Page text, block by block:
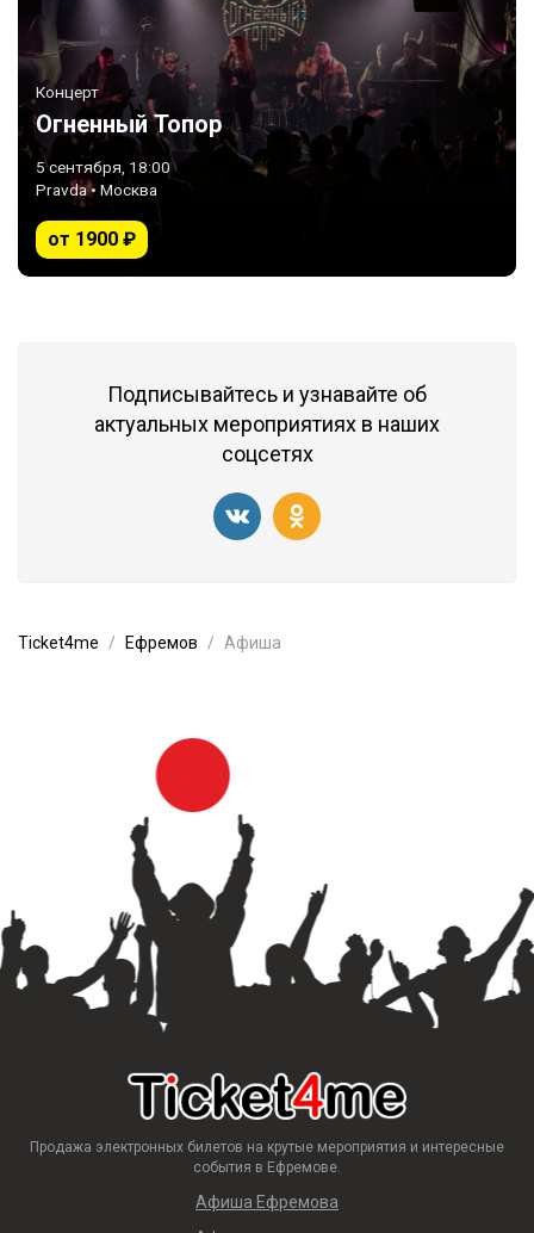
Концерт
Огненный Топор
5 сентября, 18:00
Pravda • Москва
от 1900 ₽
Подписывайтесь и узнавайте об
актуальных мероприятиях в наших
соцсетях
Ticket4me Ефремов Афиша
Продажа электронных билетов на крутые мероприятия и интересные
события в Ефремове.
Афиша Ефремова